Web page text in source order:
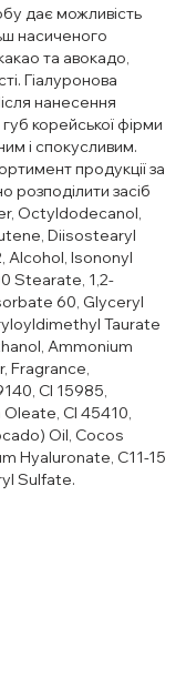
дає можливість
насиченого
та авокадо,
Гіалуронова
нанесення
корейської фірми
і спокусливим.
продукції за
розподілити засіб
Octyldodecanol,
Diisostearyl
Alcohol, Isononyl
Stearate, 1,2-
60, Glyceryl
Taurate
Ammonium
Fragrance,
CI 15985,
CI 45410,
Oil, Cocos
Hyaluronate, C11-15
Sulfate.